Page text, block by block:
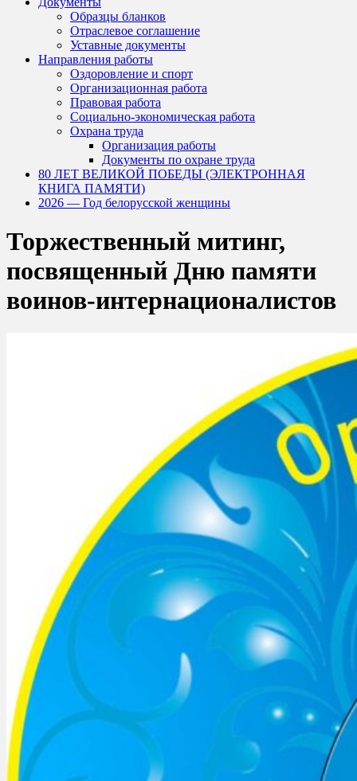
Образцы бланков
Отраслевое соглашение
Уставные документы
Направления работы
Оздоровление и спорт
Организационная работа
Правовая работа
Социально-экономическая работа
Охрана труда
Организация работы
Документы по охране труда
80 ЛЕТ ВЕЛИКОЙ ПОБЕДЫ (ЭЛЕКТРОННАЯ
КНИГА ПАМЯТИ)
2026 — Год белорусской женщины
Торжественный митинг,
посвященный Дню памяти
воинов-интернационалистов